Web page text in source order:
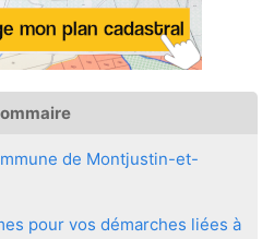
de Montjustin-et-
pour vos démarches liées à